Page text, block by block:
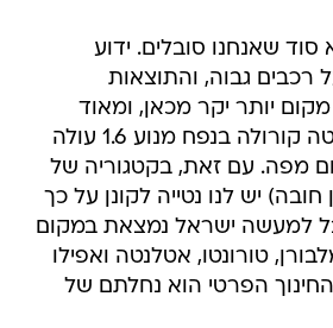
שאנחנו סובלים. ידוע
רכבים גבוה, והתוצאות
יותר יקר מכאן, ומאוד
מכאיב לגלות שטויוטה קורולה בנפח מנוע 1.6 עולה
מפה. עם זאת, בקטגוריה של
חובה) יש לנו נטייה לקונן על כך
למעשה ישראל נמצאת במקום
טורונטו, אטלנטה ואפילו
החינוך הפרטי הוא נחלתם של